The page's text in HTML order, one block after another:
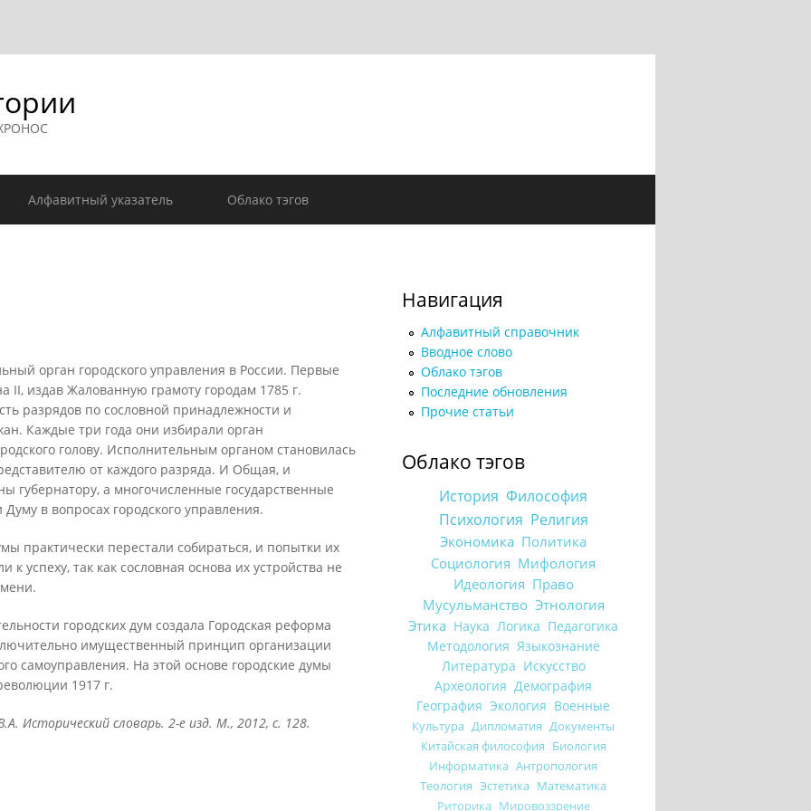
Алфавитный указатель Облако тэгов
орган городского управления в России. Первые
II, издав Жалованную грамоту городам 1785 г.
разрядов по сословной принадлежности и
Каждые три года они избирали орган
голову. Исполнительным органом становилась
от каждого разряда. И Общая, и
губернатору, а многочисленные государственные
в вопросах городского управления.
практически перестали собираться, и попытки их
к успеху, так как сословная основа их устройства не
городских дум создала Городская реформа
имущественный принцип организации
самоуправления. На этой основе городские думы
1917 г.
Исторический словарь. 2-е изд. М., 2012, с. 128.
Навигация
Алфавитный справочник
Вводное слово
Облако тэгов
Последние обновления
Прочие статьи
Облако тэгов
История Философия
Психология Религия
Экономика Политика
Социология Мифология
Идеология Право
Мусульманство Этнология
Этика Наука Логика Педагогика
Методология Языкознание
Литература Искусство
Археология Демография
География Экология Военные
Культура Дипломатия Документы
Китайская философия Биология
Информатика Антропология
Теология Эстетика Математика
Риторика Мировоззрение